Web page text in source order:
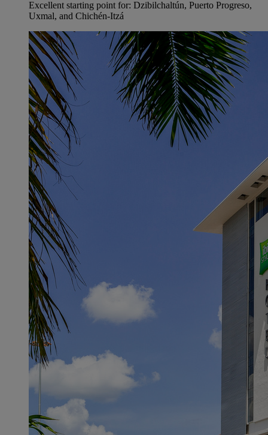
Excellent starting point for: Dzibilchaltún, Puerto Progreso,
Uxmal, and Chichén-Itzá